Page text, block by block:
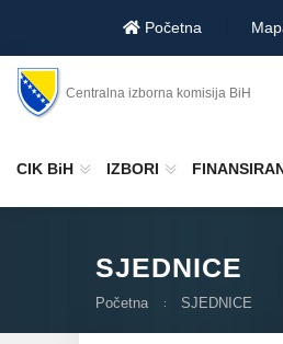
Početna
Centralna izborna komisija BiH
CIK BiH IZBORI
SJEDNICE
Početna SJEDNICE